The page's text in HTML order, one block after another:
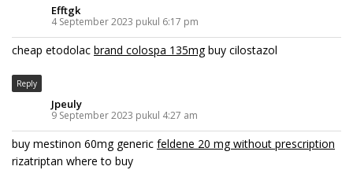
Efftgk
4 September 2023 pukul 6:17 pm
cheap etodolac brand colospa 135mgbuy cilostazol
Reply
Jpeuly
9 September 2023 pukul 4:27 am
buy mestinon 60mg generic feldene 20 mg without prescription
rizatriptan where to buy